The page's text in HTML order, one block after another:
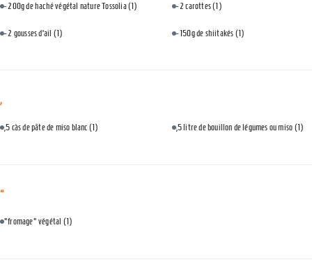
- 200g de haché végétal nature Tossolia(1) - 2 carottes(1)
- 2 gousses d’ail (1) - 150g de shiitakés (1)
,
,5 càs de pâte de miso blanc (1) ,5 litre de bouillon de légumes ou miso (1)
"
"fromage" végétal (1)